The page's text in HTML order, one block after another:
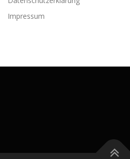
Impressum